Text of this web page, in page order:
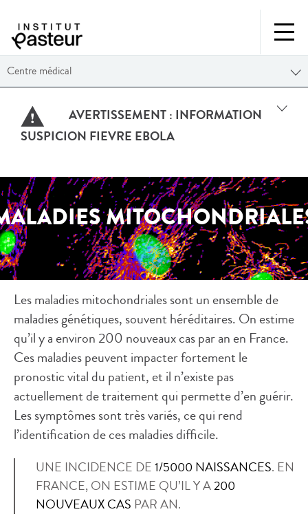
Centre médical
AVERTISSEMENT : INFORMATION
SUSPICION FIEVRE EBOLA
Les maladies mitochondriales sont un ensemble de
maladies génétiques, souvent héréditaires. On estime
qu’il y a environ 200 nouveaux cas par an en France.
Ces maladies peuvent impacter fortement le
pronostic vital du patient, et il n’existe pas
actuellement de traitement qui permette d’en guérir.
Les symptômes sont très variés, ce qui rend
l’identification de ces maladies difficile.
UNE INCIDENCE DE1/5000 NAISSANCES. EN
FRANCE, ON ESTIME QU’IL Y A200
NOUVEAUX CAS PAR AN.